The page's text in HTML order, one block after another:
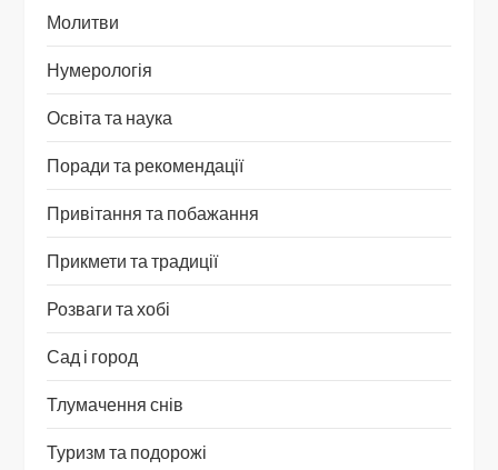
Молитви
Нумерологія
Освіта та наука
Поради та рекомендації
Привітання та побажання
Прикмети та традиції
Розваги та хобі
Сад і город
Тлумачення снів
Туризм та подорожі